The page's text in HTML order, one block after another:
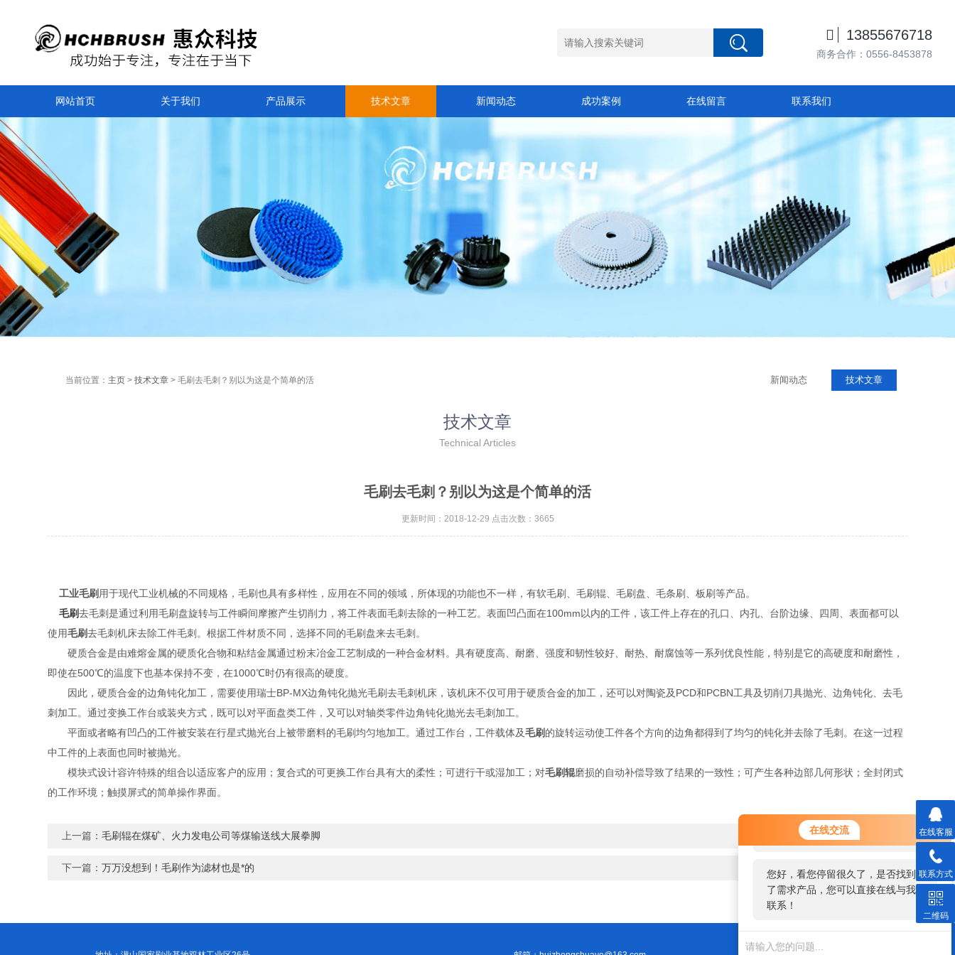
在线交流
您好！欢迎前来咨询，很高兴为您
服务，请问您要咨询什么问题呢？
您好，看您停留很久了，是否找到
了需求产品，您可以直接在线与我
联系！
 13855676718
商务合作：0556-8453878
网站首页 关于我们 产品展示 技术文章 新闻动态 成功案例 在线留言 联系我们
当前位置： 主页 >技术文章 > 毛刷去毛刺？别以为这是个简单的活 新闻动态 技术文章
技术文章
Technical Articles
毛刷去毛刺？别以为这是个简单的活
更新时间：2018-12-29 点击次数：3665
工业毛刷 用于现代工业机械的不同规格，毛刷也具有多样性，应用在不同的领域，所体现的功能也不一样，有软毛刷、毛刷辊、毛刷盘、毛条刷、板刷等产品。
毛刷去毛刺是通过利用毛刷盘旋转与工件瞬间摩擦产生切削力，将工件表面毛刺去除的一种工艺。表面凹凸面在100mm以内的工件，该工件上存在的孔口、内孔、台阶边缘、四周、表面都可以
使用毛刷去毛刺机床去除工件毛刺。根据工件材质不同，选择不同的毛刷盘来去毛刺。
硬质合金是由难熔金属的硬质化合物和粘结金属通过粉末冶金工艺制成的一种合金材料。具有硬度高、耐磨、强度和韧性较好、耐热、耐腐蚀等一系列优良性能，特别是它的高硬度和耐磨性，
即使在500℃的温度下也基本保持不变，在1000℃时仍有很高的硬度。
因此，硬质合金的边角钝化加工，需要使用瑞士BP-MX边角钝化抛光毛刷去毛刺机床，该机床不仅可用于硬质合金的加工，还可以对陶瓷及PCD和PCBN工具及切削刀具抛光、边角钝化、去毛
刺加工。通过变换工作台或装夹方式，既可以对平面盘类工件，又可以对轴类零件边角钝化抛光去毛刺加工。
平面或者略有凹凸的工件被安装在行星式抛光台上被带磨料的毛刷均匀地加工。通过工作台，工件载体及毛刷的旋转运动使工件各个方向的边角都得到了均匀的钝化并去除了毛刺。在这一过程
中工件的上表面也同时被抛光。
模块式设计容许特殊的组合以适应客户的应用；复合式的可更换工作台具有大的柔性；可进行干或湿加工；对毛刷辊磨损的自动补偿导致了结果的一致性；可产生各种边部几何形状；全封闭式
的工作环境；触摸屏式的简单操作界面。
上一篇：毛刷辊在煤矿、火力发电公司等煤输送线大展拳脚
下一篇：万万没想到！毛刷作为滤材也是*的
在线客服
联系方式
二维码